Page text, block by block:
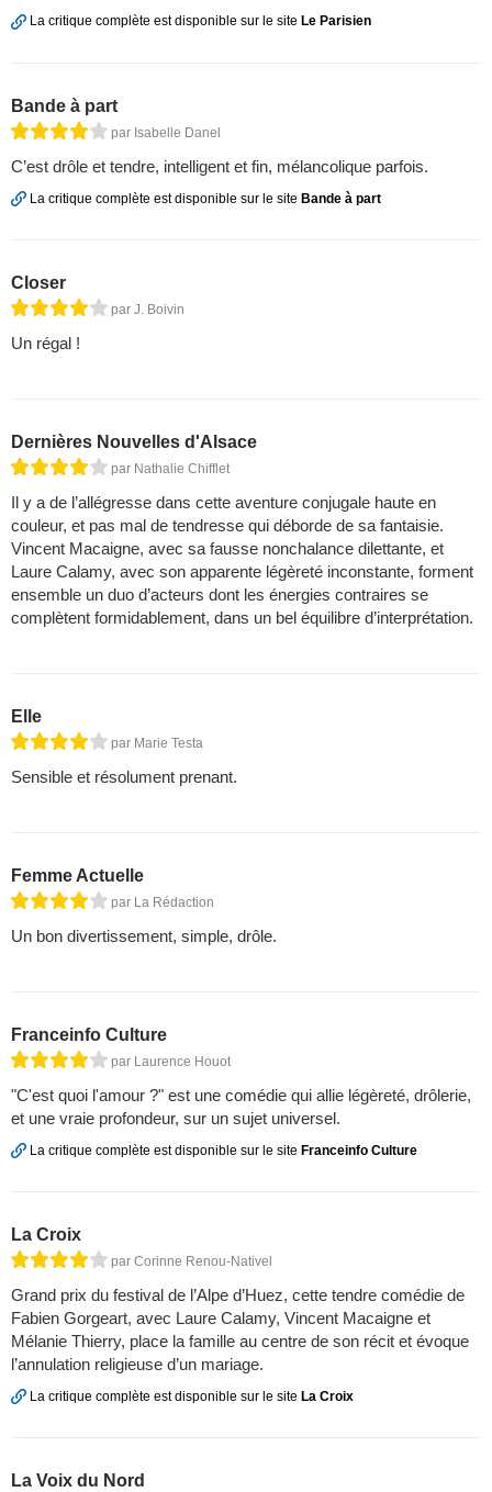
La critique complète est disponible sur le site Le Parisien
Bande à part
par Isabelle Danel
C’est drôle et tendre, intelligent et fin, mélancolique parfois.
La critique complète est disponible sur le site Bande à part
Closer
par J. Boivin
Un régal !
Dernières Nouvelles d'Alsace
par Nathalie Chifflet
Il y a de l’allégresse dans cette aventure conjugale haute en
couleur, et pas mal de tendresse qui déborde de sa fantaisie.
Vincent Macaigne, avec sa fausse nonchalance dilettante, et
Laure Calamy, avec son apparente légèreté inconstante, forment
ensemble un duo d’acteurs dont les énergies contraires se
complètent formidablement, dans un bel équilibre d’interprétation.
Elle
par Marie Testa
Sensible et résolument prenant.
Femme Actuelle
par La Rédaction
Un bon divertissement, simple, drôle.
Franceinfo Culture
par Laurence Houot
"C'est quoi l'amour ?" est une comédie qui allie légèreté, drôlerie,
et une vraie profondeur, sur un sujet universel.
La critique complète est disponible sur le site Franceinfo Culture
La Croix
par Corinne Renou-Nativel
Grand prix du festival de l’Alpe d’Huez, cette tendre comédie de
Fabien Gorgeart, avec Laure Calamy, Vincent Macaigne et
Mélanie Thierry, place la famille au centre de son récit et évoque
l’annulation religieuse d’un mariage.
La critique complète est disponible sur le site La Croix
La Voix du Nord